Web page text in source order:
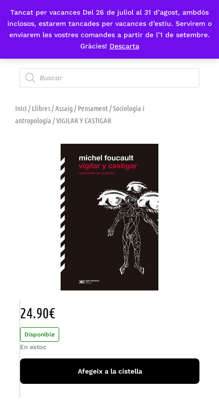
Tancat per vacances Del 26 de juliol al 31 d’agost, ambdós
inclosos, estarem tancades per vacances d’estiu. Servirem o
enviarem les vostres comandes a partir de l’1 de setembre.
Gràcies! Descarta
Fes-te'n sòcia
Inici /Llibres/Assaig /Pensament/Sociologia i
antropologia / VIGILAR Y CASTIGAR
24.90€
Disponible
En estoc
Afegeix a la cistella